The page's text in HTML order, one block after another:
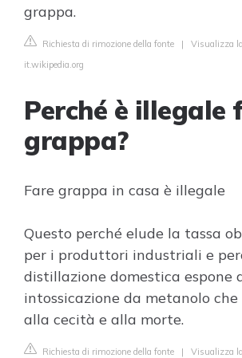
grappa.
Richiesta di rimozione della fonte | Visualizza
it.wikipedia.org
Perché è illegale
grappa?
Fare grappa in casa è illegale
Questo perché elude la tassa
per i produttori industriali e
distillazione domestica espone
intossicazione da metanolo
alla cecità e alla morte.
Richiesta di rimozione della fonte | Visualizza